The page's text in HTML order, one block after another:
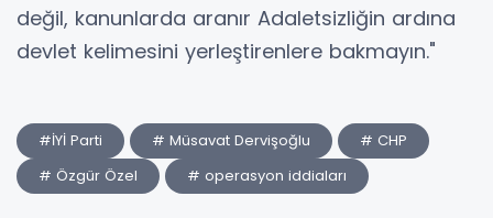
değil, kanunlarda aranır Adaletsizliğin ardına
devlet kelimesini yerleştirenlere bakmayın."
#İYİ Parti # Müsavat Dervişoğlu
# CHP
# Özgür Özel
# operasyon iddiaları